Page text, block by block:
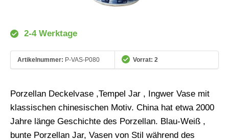
2-4 Werktage
Artikelnummer: P-VAS-P080 Vorrat: 2
Porzellan Deckelvase ,Tempel Jar , Ingwer Vase mit
klassischen chinesischen Motiv. China hat etwa 2000
Jahre länge Geschichte des Porzellan. Blau-Weiß ,
bunte Porzellan Jar, Vasen von Stil während des